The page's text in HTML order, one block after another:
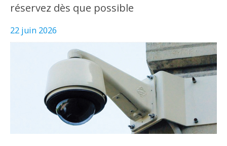
réservez dès que possible
22 juin 2026